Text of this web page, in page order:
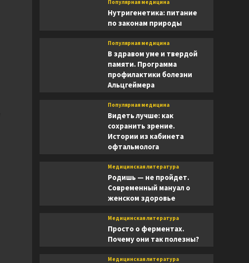
Популярная медицина
Нутригенетика: питание
по законам природы
Популярная медицина
В здравом уме и твердой
памяти. Программа
профилактики болезни
Альцгеймера
Популярная медицина
Видеть лучше: как
сохранить зрение.
Истории из кабинета
офтальмолога
Медицинская литература
Родишь — не пройдет.
Современный мануал о
женском здоровье
Медицинская литература
Просто о ферментах.
Почему они так полезны?
Медицинская литература